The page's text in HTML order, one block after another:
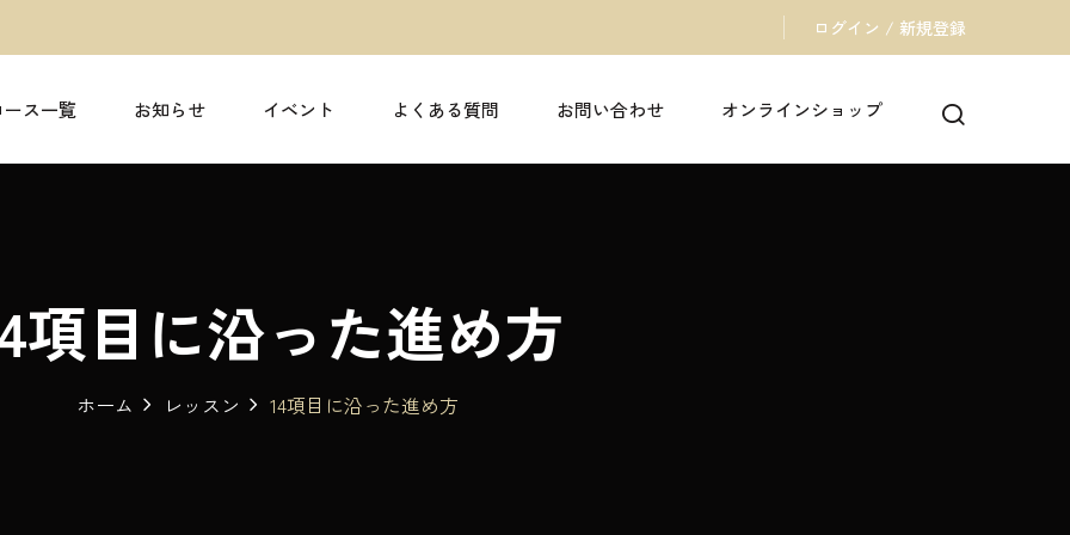
ログイン / 新規登録
ス一覧 お知らせ イベント よくある質問 お問い合わせ オンラインショップ
項目に沿った進め方
ホーム レッスン 14項目に沿った進め方